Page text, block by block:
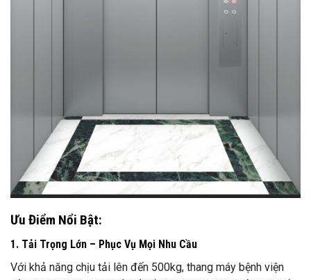
Ưu Điểm Nổi Bật:
1. Tải Trọng Lớn – Phục Vụ Mọi Nhu Cầu
Với khả năng chịu tải lên đến 500kg, thang máy bệnh viện